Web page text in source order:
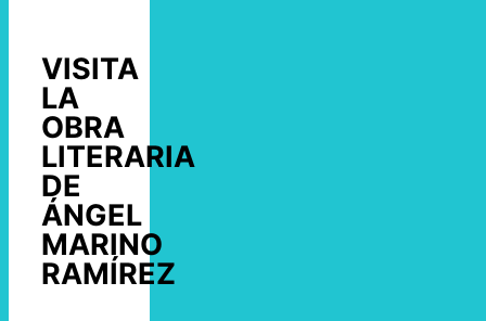
VISITA
LA
OBRA
LITERARIA
DE
ÁNGEL
MARINO
RAMÍREZ